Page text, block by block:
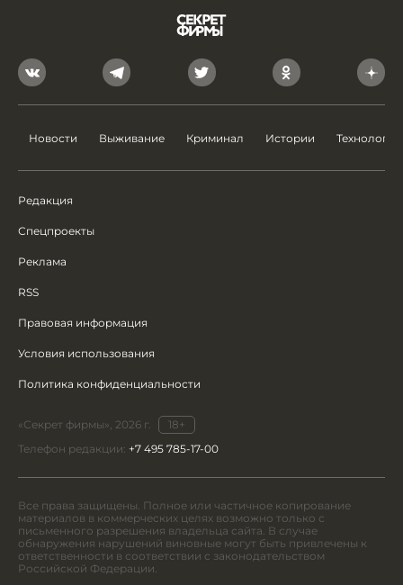
Новости Выживание Криминал Истории Технологии
Редакция
Спецпроекты
Реклама
RSS
Правовая информация
Условия использования
Политика конфиденциальности
«Секрет фирмы», 2026 г.
18+
Телефон редакции: +7 495 785-17-00
Все права защищены. Полное или частичное копирование
материалов в коммерческих целях возможно только с
письменного разрешения владельца сайта. В случае
обнаружения нарушений виновные могут быть привлечены к
ответственности в соответствии с законодательством
Российской Федерации.